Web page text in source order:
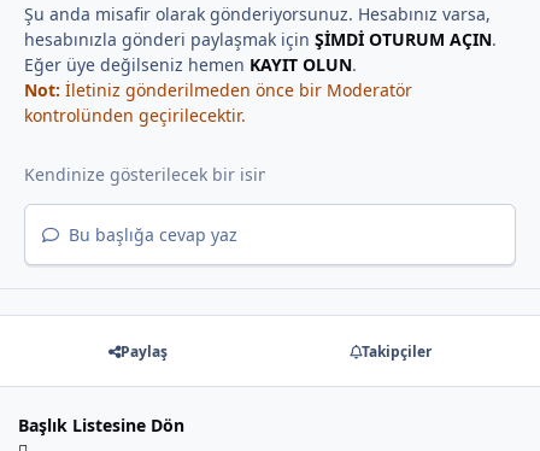
Şu anda misafir olarak gönderiyorsunuz. Hesabınız varsa,
hesabınızla gönderi paylaşmak için ŞİMDİ OTURUM AÇIN.
Eğer üye değilseniz hemen KAYIT OLUN.
Not: İletiniz gönderilmeden önce bir Moderatör
kontrolünden geçirilecektir.
Bu başlığa cevap yaz
Paylaş Takipçiler
Başlık Listesine Dön